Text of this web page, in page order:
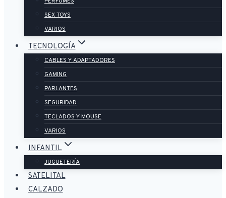
SEX TOYS
VARIOS
TECNOLOGÍA
CABLES Y ADAPTADORES
GAMING
PARLANTES
SEGURIDAD
TECLADOS Y MOUSE
VARIOS
INFANTIL
JUGUETERÍA
SATELITAL
CALZADO